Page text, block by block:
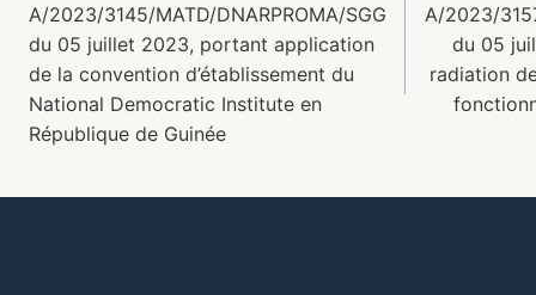
A/2023/3145/MATD/DNARPROMA/SGG
du 05 juillet 2023, portant application
de la convention d’établissement du
National Democratic Institute en
République de Guinée
A/2023/
du 05
radiation